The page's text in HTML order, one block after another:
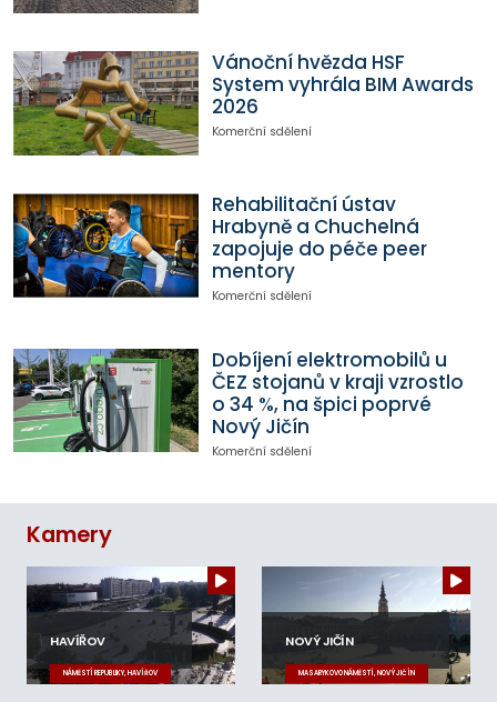
Vánoční hvězda HSF
System vyhrála BIM Awards
2026
Komerční sdělení
Rehabilitační ústav
Hrabyně a Chuchelná
zapojuje do péče peer
mentory
Komerční sdělení
Dobíjení elektromobilů u
ČEZ stojanů v kraji vzrostlo
o 34 %, na špici poprvé
Nový Jičín
Komerční sdělení
Kamery
HAVÍŘOV
NÁMĚSTÍ REPUBLIKY, HAVÍŘOV
NOVÝ JIČÍN
MASARYKOVO NÁMĚSTÍ, NOVÝ JIČÍN